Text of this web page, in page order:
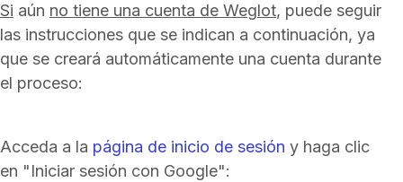
Si aún no tiene una cuenta de Weglot, puede seguir
las instrucciones que se indican a continuación, ya
que se creará automáticamente una cuenta durante
el proceso:
Acceda a la página de inicio de sesión y haga clic
en "Iniciar sesión con Google":